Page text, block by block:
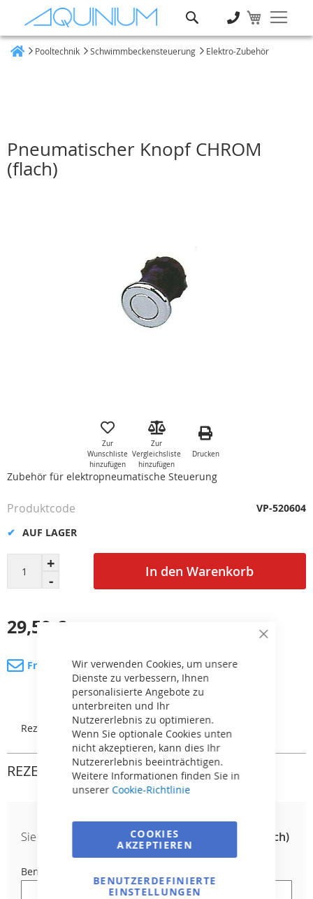
Close
Wir verwenden Cookies, um unsere
Dienste zu verbessern, Ihnen
personalisierte Angebote zu
unterbreiten und Ihr
Nutzererlebnis zu optimieren.
Wenn Sie optionale Cookies unten
nicht akzeptieren, kann dies Ihr
Nutzererlebnis beeinträchtigen.
Weitere Informationen finden Sie in
unserer Cookie-Richtlinie
COOKIES
AKZEPTIEREN
BENUTZERDEFINIERTE
EINSTELLUNGEN
Pooltechnik Schwimmbeckensteuerung Elektro-Zubehör
Pneumatischer Knopf CHROM
(flach)
Zur
Wunschliste
hinzufügen
Zur
Vergleichsliste
hinzufügen
Drucken
Zubehör für elektropneumatische Steuerung
In den Warenkorb
29,59 €
AUF LAGER
Produktcode VP-520604
Fragen Sie nach dem Produkt
Rezensionen
REZENSIONEN
Sie bewerten: Pneumatischer Knopf CHROM (flach)
Benutzername